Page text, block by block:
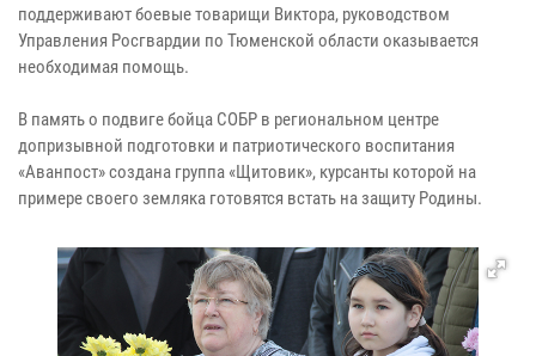
поддерживают боевые товарищи Виктора, руководством
Управления Росгвардии по Тюменской области оказывается
необходимая помощь.
В память о подвиге бойца СОБР в региональном центре
допризывной подготовки и патриотического воспитания
«Аванпост» создана группа «Щитовик», курсанты которой на
примере своего земляка готовятся встать на защиту Родины.